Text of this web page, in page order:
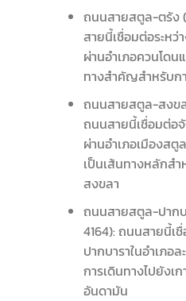
ถนนสายสตูล-ตรัง
สายนี้เชื่อมต่อระห
ผ่านอำเภอควนโดน
ทางสำคัญสำหรับก
ถนนสายสตูล-สงข
ถนนสายนี้เชื่อมต่อ
ผ่านอำเภอเมืองส
เป็นเส้นทางหลักส
สงขลา
ถนนสายสตูล-ปาก
4164): ถนนสายนี้เ
ปากบาราในอำเภอ
การเดินทางไปยังเก
อันดามัน